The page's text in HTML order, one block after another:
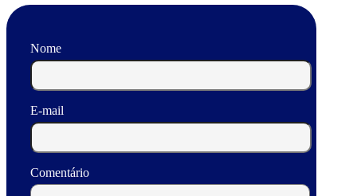
Nome
E-mail
Comentário